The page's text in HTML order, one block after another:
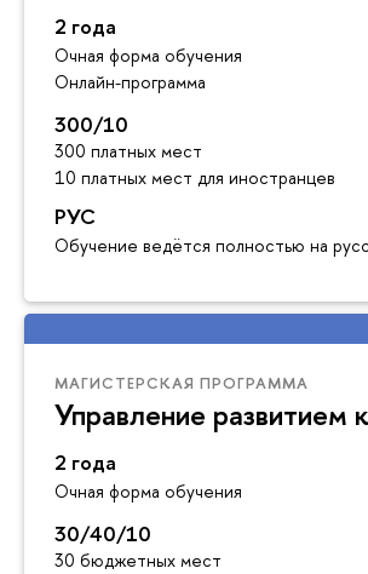
2 года
Очная форма обучения
Онлайн-программа
300/10
300 платных мест
10 платных мест для иностранцев
РУС
Обучение ведётся полностью на
МАГИСТЕРСКАЯ ПРОГРАММА
Управление развитием
2 года
Очная форма обучения
30/40/10
30 бюджетных мест